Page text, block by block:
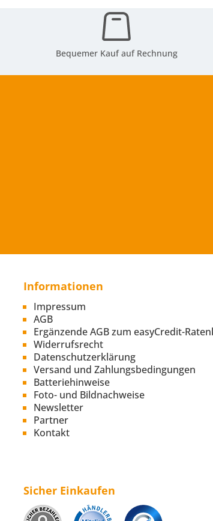
Bequemer Kauf auf Rechnung
Informationen
Impressum
AGB
Ergänzende AGB zum easyCredit-
Widerrufsrecht
Datenschutzerklärung
Versand und Zahlungsbedingungen
Batteriehinweise
Foto- und Bildnachweise
Newsletter
Partner
Kontakt
Sicher Einkaufen